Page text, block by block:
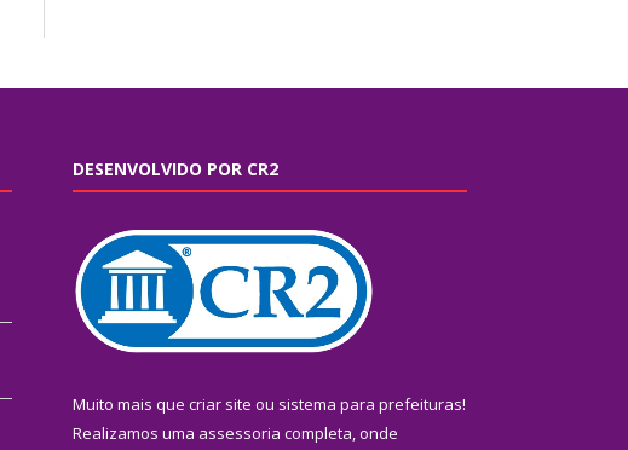
DESENVOLVIDO POR CR2
Muito mais que criar site ou sistema para prefeituras!
Realizamos uma assessoria completa, onde